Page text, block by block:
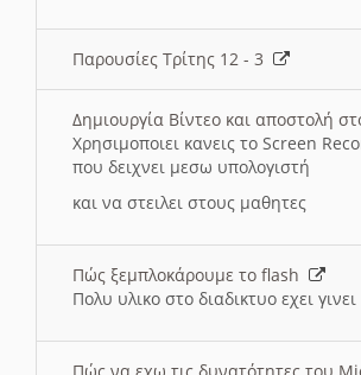
Παρουσίες Τρίτης 12 - 3
Δημιουργία Βίντεο και αποστολή
Χρησιμοποιει κανεις το Screen
που δειχνει μεσω υπολογιστή
και να στειλει στους μαθητες
Πώς ξεμπλοκάρουμε το flash
Πολυ υλικο στο διαδικτυο εχει